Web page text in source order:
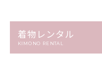
着物レンタル
KIMONO RENTAL